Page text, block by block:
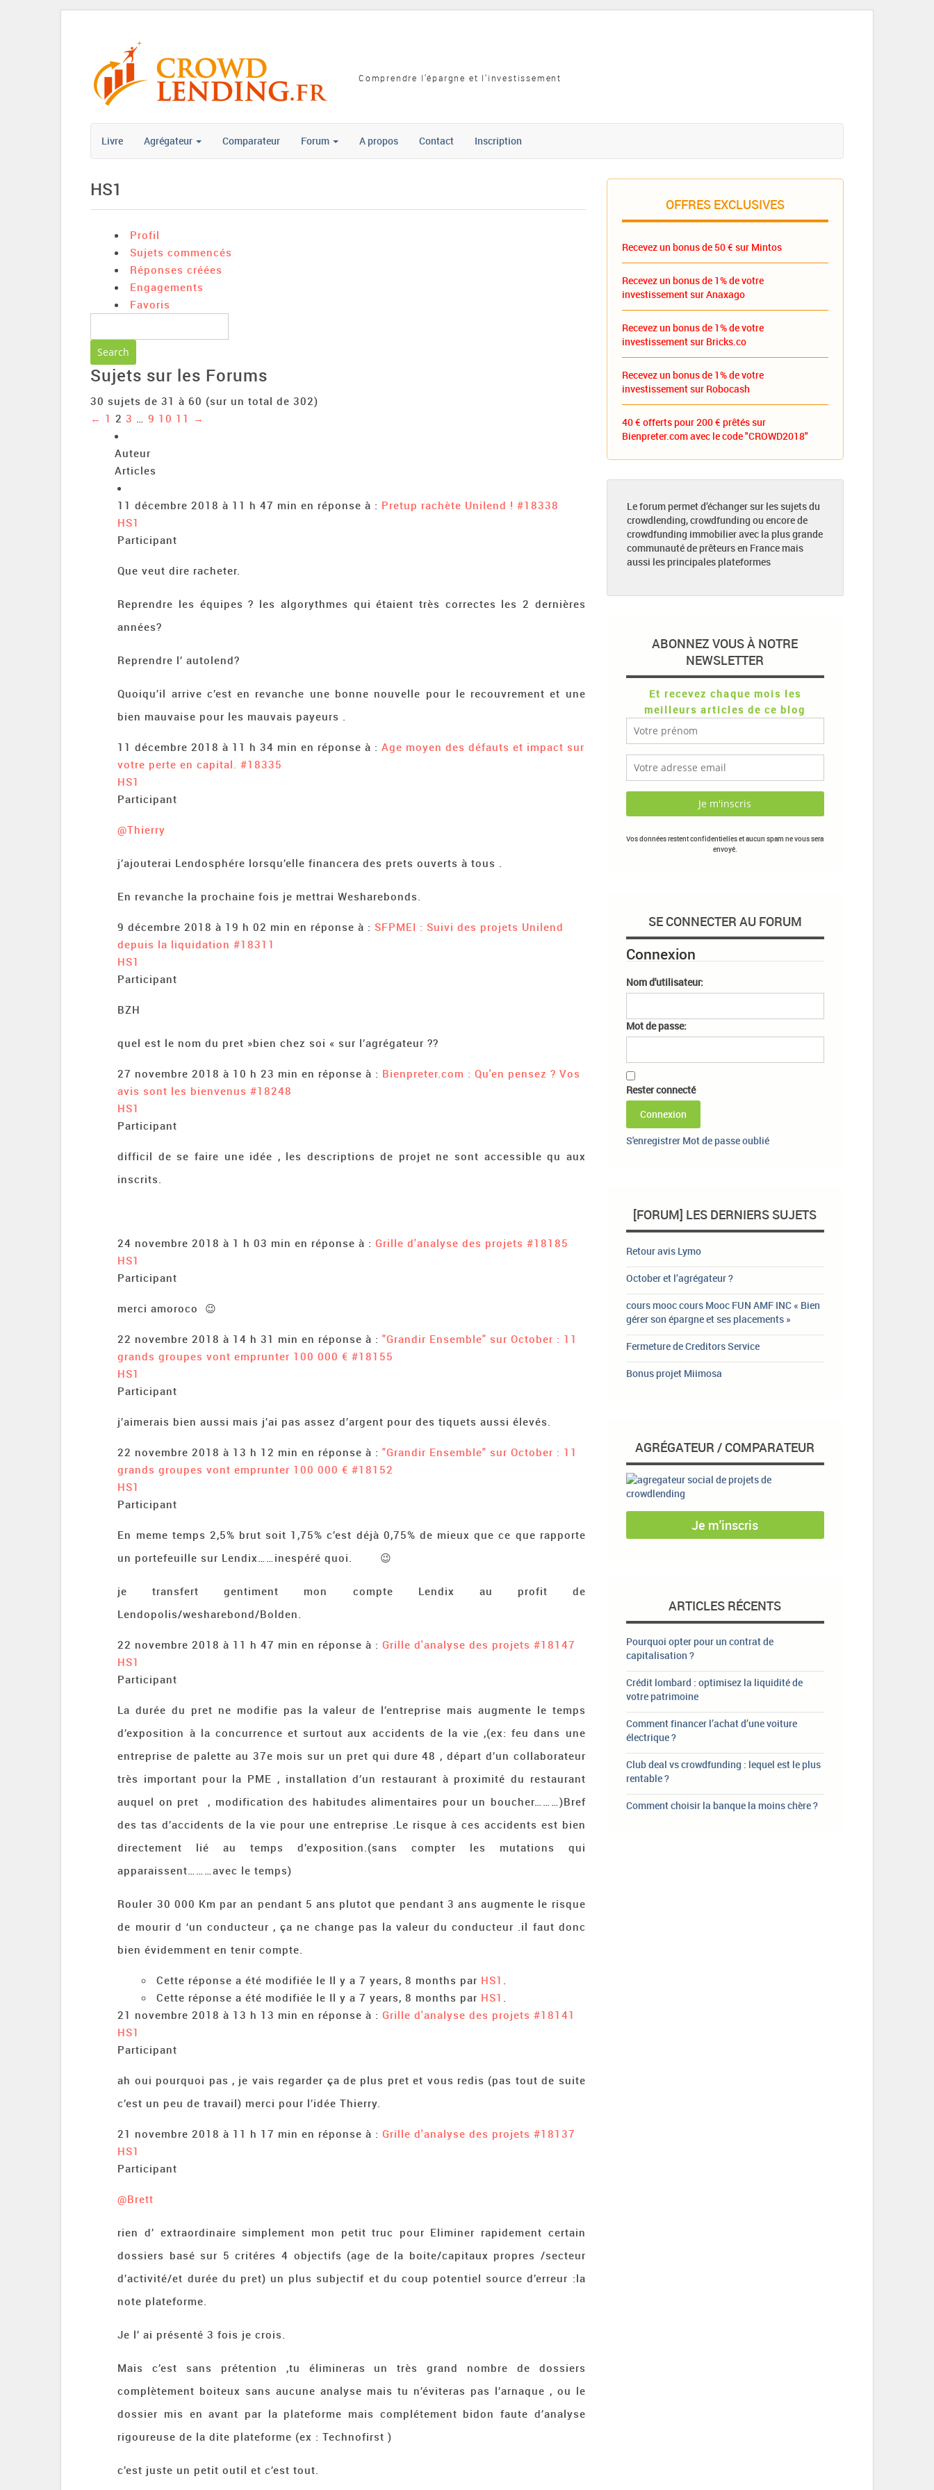
Comprendre l'épargne et l'investissement
Livre Agrégateur Comparateur Forum A propos Contact Inscription
HS1
Profil
Sujets commencés
Réponses créées
Engagements
Favoris
Sujets sur les Forums
30 sujets de 31 à 60 (sur un total de 302)
← 1 2 3 … 9 10 11 →
Auteur
Articles
11 décembre 2018 à 11 h 47 min en réponse à : Pretup rachète Unilend ! #18338
HS1
Participant
Que veut dire racheter.
Reprendre les équipes ? les algorythmes qui étaient très correctes les 2 dernières
années?
Reprendre l’ autolend?
Quoiqu’il arrive c’est en revanche une bonne nouvelle pour le recouvrement et une
bien mauvaise pour les mauvais payeurs .
11 décembre 2018 à 11 h 34 min en réponse à :Age moyen des défauts et impact sur
votre perte en capital. #18335
HS1
Participant
@Thierry
j’ajouterai Lendosphére lorsqu’elle financera des prets ouverts à tous .
En revanche la prochaine fois je mettrai Wesharebonds.
9 décembre 2018 à 19 h 02 min en réponse à :SFPMEI : Suivi des projets Unilend
depuis la liquidation #18311
HS1
Participant
BZH
quel est le nom du pret »bien chez soi « sur l’agrégateur ??
27 novembre 2018 à 10 h 23 min en réponse à : Bienpreter.com : Qu'en pensez ? Vos
avis sont les bienvenus #18248
HS1
Participant
difficil de se faire une idée , les descriptions de projet ne sont accessible qu aux
inscrits.
24 novembre 2018 à 1 h 03 min en réponse à :Grille d'analyse des projets #18185
HS1
Participant
merci amoroco 😉
22 novembre 2018 à 14 h 31 min en réponse à :"Grandir Ensemble" sur October : 11
grands groupes vont emprunter 100 000 € #18155
HS1
Participant
j’aimerais bien aussi mais j’ai pas assez d’argent pour des tiquets aussi élevés.
22 novembre 2018 à 13 h 12 min en réponse à :"Grandir Ensemble" sur October : 11
grands groupes vont emprunter 100 000 € #18152
HS1
Participant
En meme temps 2,5% brut soit 1,75% c’est déjà 0,75% de mieux que ce que rapporte
un portefeuille sur Lendix……inespéré quoi. 😉
je transfert gentiment mon compte Lendix au profit de
Lendopolis/wesharebond/Bolden.
22 novembre 2018 à 11 h 47 min en réponse à :Grille d'analyse des projets #18147
HS1
Participant
La durée du pret ne modifie pas la valeur de l’entreprise mais augmente le temps
d’exposition à la concurrence et surtout aux accidents de la vie ,(ex: feu dans une
entreprise de palette au 37e mois sur un pret qui dure 48 , départ d’un collaborateur
très important pour la PME , installation d’un restaurant à proximité du restaurant
auquel on pret , modification des habitudes alimentaires pour un boucher………)Bref
des tas d’accidents de la vie pour une entreprise .Le risque à ces accidents est bien
directement lié au temps d’exposition.(sans compter les mutations qui
apparaissent………avec le temps)
Rouler 30 000 Km par an pendant 5 ans plutot que pendant 3 ans augmente le risque
de mourir d ‘un conducteur , ça ne change pas la valeur du conducteur .il faut donc
bien évidemment en tenir compte.
Cette réponse a été modifiée le Il y a 7 years, 8 months par HS1 .
Cette réponse a été modifiée le Il y a 7 years, 8 months par HS1 .
21 novembre 2018 à 13 h 13 min en réponse à :Grille d'analyse des projets #18141
HS1
Participant
ah oui pourquoi pas , je vais regarder ça de plus pret et vous redis (pas tout de suite
c’est un peu de travail) merci pour l’idée Thierry.
21 novembre 2018 à 11 h 17 min en réponse à :Grille d'analyse des projets #18137
HS1
Participant
@Brett
rien d’ extraordinaire simplement mon petit truc pour Eliminer rapidement certain
dossiers basé sur 5 critéres 4 objectifs (age de la boite/capitaux propres /secteur
d’activité/et durée du pret) un plus subjectif et du coup potentiel source d’erreur :la
note plateforme.
Je l’ ai présenté 3 fois je crois.
Mais c’est sans prétention ,tu élimineras un très grand nombre de dossiers
complètement boiteux sans aucune analyse mais tu n’éviteras pas l’arnaque , ou le
dossier mis en avant par la plateforme mais complétement bidon faute d’analyse
rigoureuse de la dite plateforme (ex : Technofirst )
c’est juste un petit outil et c’est tout.
OFFRES EXCLUSIVES
Recevez un bonus de 50 € sur Mintos
Recevez un bonus de 1% de votre
investissement sur Anaxago
Recevez un bonus de 1% de votre
investissement sur Bricks.co
Recevez un bonus de 1% de votre
investissement sur Robocash
40 € offerts pour 200 € prêtés sur
Bienpreter.com avec le code "CROWD2018"
Le forum permet d’échanger sur les sujets du
crowdlending, crowdfunding ou encore de
crowdfunding immobilier avec la plus grande
communauté de prêteurs en France mais
aussi les principales plateformes
ABONNEZ VOUS À NOTRE
NEWSLETTER
Et recevez chaque mois les
meilleurs articles de ce blog
Vos données restent confidentielles et aucun spam ne vous sera
envoyé.
SE CONNECTER AU FORUM
Connexion
Nom d'utilisateur:
Mot de passe:
Rester connecté
Connexion
S'enregistrer Mot de passe oublié
[FORUM] LES DERNIERS SUJETS
Retour avis Lymo
October et l’agrégateur ?
cours mooc cours Mooc FUN AMF INC « Bien
gérer son épargne et ses placements »
Fermeture de Creditors Service
Bonus projet Miimosa
AGRÉGATEUR / COMPARATEUR
Je m'inscris
ARTICLES RÉCENTS
Pourquoi opter pour un contrat de
capitalisation ?
Crédit lombard : optimisez la liquidité de
votre patrimoine
Comment financer l’achat d’une voiture
électrique ?
Club deal vs crowdfunding : lequel est le plus
rentable ?
Comment choisir la banque la moins chère ?